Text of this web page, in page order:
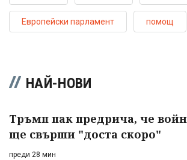
Европейски парламент помощ
НАЙ-НОВИ
Тръмп пак предрича, че
ще свърши "доста скоро"
преди 28 мин